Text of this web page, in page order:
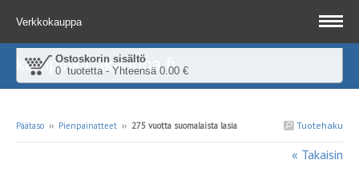
Verkkokauppa
Ostoskorin sisältö
0 tuotetta - Yhteensä 0.00 €
kampinkirjakauppa.fi
Tuotehaku
Päätaso ›› Pienpainatteet ›› 275 vuotta suomalaista lasia
« Takaisin